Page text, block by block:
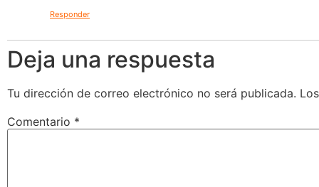
Responder
Deja una respuesta
Tu dirección de correo electrónico no será publicada.
Comentario *